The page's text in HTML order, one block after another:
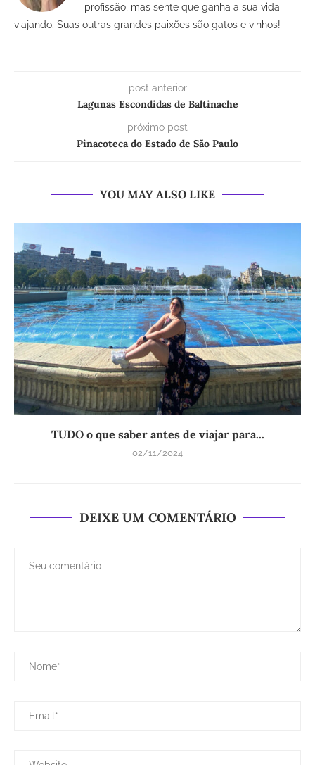
profissão, mas sente que ganha a sua vida
viajando. Suas outras grandes paixões são gatos e vinhos!
post anterior
Lagunas Escondidas de Baltinache
próximo post
Pinacoteca do Estado de São Paulo
YOU MAY ALSO LIKE
TUDO o que saber antes de viajar para...
02/11/2024
DEIXE UM COMENTÁRIO